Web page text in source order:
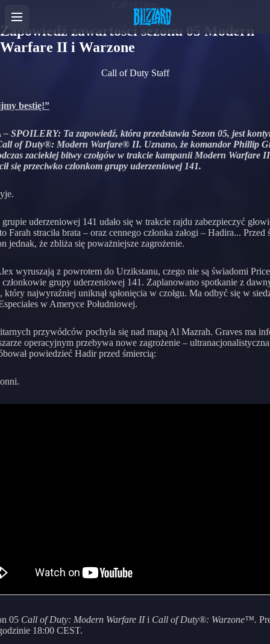
Zapowiedź zawartości sezonu 05 Modern
Warfare II i Warzone
Call of Duty Staff
bestię!”
SPOILERY: Ta zapowiedź, która przedstawia Sezon 05, jest
of Duty®: Modern Warfare® II. Uznano, że komandor Phillip
zaciekłej bitwy czołgów w trakcie kampanii Modern Warfare
się przeciwko członkom grupy uderzeniowej 141.
uderzeniowej 141 udało się w trakcie rajdu zabezpieczyć
Farah straciła brata – oraz cennego członka załogi – Hadira... Przed
jednak, że zbliża się poważniejsze zagrożenie.
wyruszają z powrotem do Urzikstanu, czego nie są świadomi
członkowie grupy uderzeniowej 141. Zaplanowano spotkanie z
który najwyraźniej uniknął spłonięcia w czołgu. Ma odbyć się w
w Ameryce Południowej.
przywódców pochyla się nad mapą Al Mazrah. Graves ma
operacyjnym przebywa nowe zagrożenie –
powiedzieć Hadir przed śmiercią:
05 Call of Duty: Modern Warfare IIi Call of Duty®: Warzone™.
18:00 CEST.